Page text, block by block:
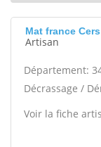
Mat france Cers
Artisan
Département:
Décrassage /
Voir la fiche